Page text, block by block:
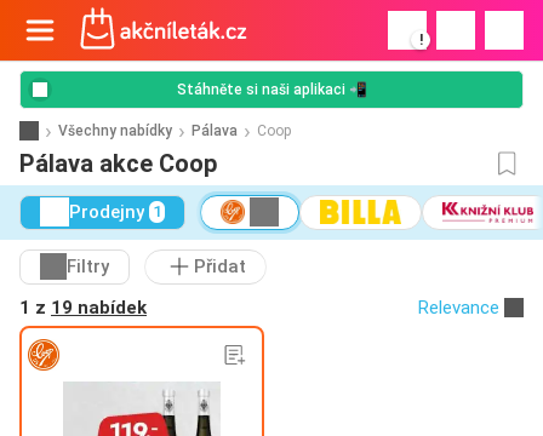
!
Stáhněte si naši aplikaci 📲
Všechny nabídky Pálava Coop
Pálava akce Coop
Prodejny 1
Filtry
Přidat
1 z 19 nabídek Relevance